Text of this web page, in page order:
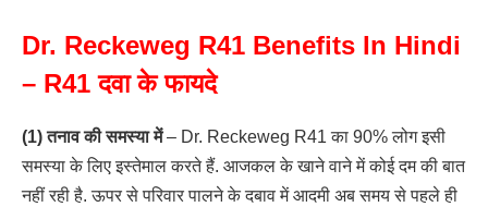
Dr. Reckeweg R41 Benefits In Hindi
– R41 दवा के फायदे
(1) तनाव की समस्या में– Dr. Reckeweg R41 का 90% लोग इसी
समस्या के लिए इस्तेमाल करते हैं. आजकल के खाने वाने में कोई दम की बात
नहीं रही है. ऊपर से परिवार पालने के दबाव में आदमी अब समय से पहले ही